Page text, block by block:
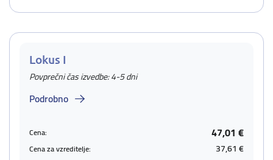
Lokus I
Povprečni čas izvedbe: 4-5 dni
Podrobno
Cena: 47,01 €
Cena za vzreditelje: 37,61 €